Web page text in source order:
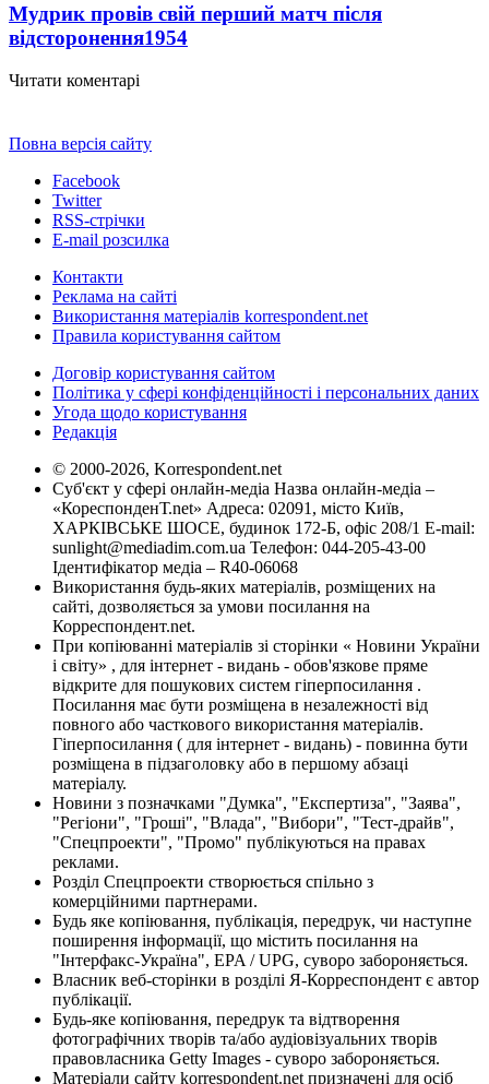
Мудрик провів свій перший матч після
відсторонення1954
Читати коментарі
Повна версія сайту
Facebook
Twitter
RSS-стрічки
E-mail розсилка
Контакти
Реклама на сайті
Використання матеріалів korrespondent.net
Правила користування сайтом
Договір користування сайтом
Політика у сфері конфіденційності і персональних даних
Угода щодо користування
Редакція
© 2000-2026, Korrespondent.net
Суб'єкт у сфері онлайн-медіа Назва онлайн-медіа –
«КореспонденТ.net» Адреса: 02091, місто Київ,
ХАРКІВСЬКЕ ШОСЕ, будинок 172-Б, офіс 208/1 E-mail:
sunlight@mediadim.com.ua Телефон: 044-205-43-00
Ідентифікатор медіа – R40-06068
Використання будь-яких матеріалів, розміщених на
сайті, дозволяється за умови посилання на
Корреспондент.net.
При копіюванні матеріалів зі сторінки « Новини України
і світу» , для інтернет - видань - обов'язкове пряме
відкрите для пошукових систем гіперпосилання .
Посилання має бути розміщена в незалежності від
повного або часткового використання матеріалів.
Гіперпосилання ( для інтернет - видань) - повинна бути
розміщена в підзаголовку або в першому абзаці
матеріалу.
Новини з позначками "Думка", "Експертиза", "Заява",
"Регіони", "Гроші", "Влада", "Вибори", "Тест-драйв",
"Спецпроекти", "Промо" публікуються на правах
реклами.
Розділ Спецпроекти створюється спільно з
комерційними партнерами.
Будь яке копіювання, публікація, передрук, чи наступне
поширення інформації, що містить посилання на
"Інтерфакс-Україна", EPA / UPG, суворо забороняється.
Власник веб-сторінки в розділі Я-Корреспондент є автор
публікації.
Будь-яке копіювання, передрук та відтворення
фотографічних творів та/або аудіовізуальних творів
правовласника Getty Images - суворо забороняється.
Матеріали сайту korrespondent.net призначені для осіб